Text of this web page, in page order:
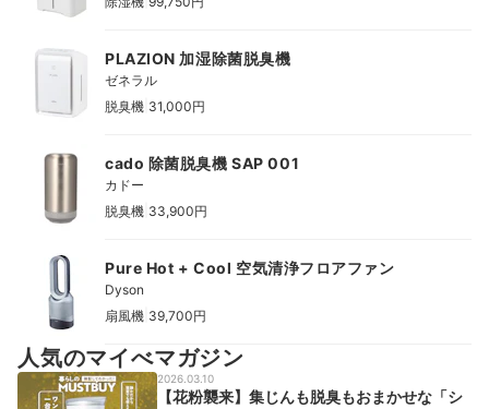
PLAZION 加湿除菌脱臭機
ゼネラル
脱臭機 31,000円
cado 除菌脱臭機 SAP 001
カドー
脱臭機 33,900円
Pure Hot + Cool 空気清浄フロアファン
Dyson
扇風機 39,700円
人気のマイべマガジン
2026.03.10
【花粉襲来】集じんも脱臭もおまかせな「シ